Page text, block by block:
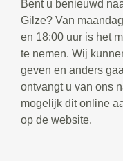
Bent u benieuwd
Gilze? Van
en 18:00 uur is het
te nemen. Wij
geven en anders
ontvangt u van ons
mogelijk dit online
op de website.